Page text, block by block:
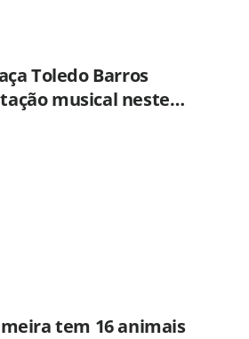
Toledo Barros
musical neste
tem 16 animais